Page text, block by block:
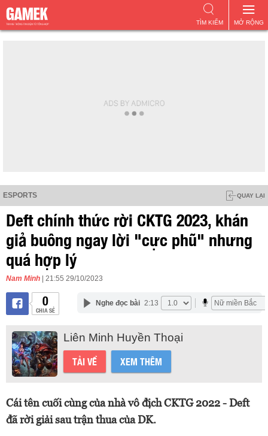
MỞ RỘNG
TÌM KIẾM
ESPORTS QUAY LẠI
Deft chính thức rời CKTG 2023, khán
giả buông ngay lời "cực phũ" nhưng
quá hợp lý
Nam Minh | 21:55 29/10/2023
0
CHIA SẺ
Nghe đọc bài 2:13
Liên Minh Huyền Thoại
TẢI VỀ XEM THÊM
Cái tên cuối cùng của nhà vô địch CKTG 2022 - Deft
đã rời giải sau trận thua của DK.